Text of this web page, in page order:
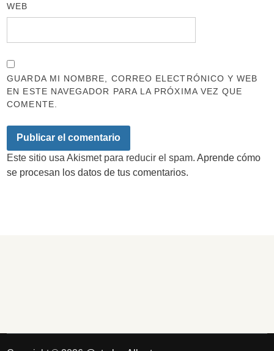
WEB
GUARDA MI NOMBRE, CORREO ELECTRÓNICO Y WEB
EN ESTE NAVEGADOR PARA LA PRÓXIMA VEZ QUE
COMENTE.
Este sitio usa Akismet para reducir el spam.Aprende cómo
se procesan los datos de tus comentarios.